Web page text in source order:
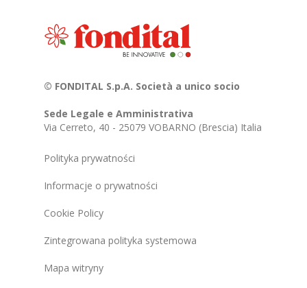
© FONDITAL S.p.A. Società a unico socio
Sede Legale e Amministrativa
Via Cerreto, 40 - 25079 VOBARNO (Brescia) Italia
Polityka prywatności
Informacje o prywatności
Cookie Policy
Zintegrowana polityka systemowa
Mapa witryny